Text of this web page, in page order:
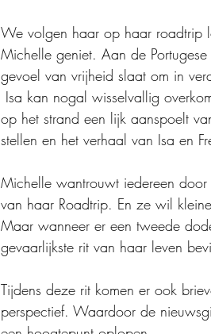
We volgen haar op haar roadtrip
Michelle geniet. Aan de
gevoel van vrijheid slaat om in
op het strand een lijk aanspoelt
stellen en het verhaal van Isa en
Michelle wantrouwt iedereen
van haar Roadtrip. En ze wil
Maar wanneer er een tweede
gevaarlijkste rit van haar leven
Tijdens deze rit komen er ook
perspectief. Waardoor de